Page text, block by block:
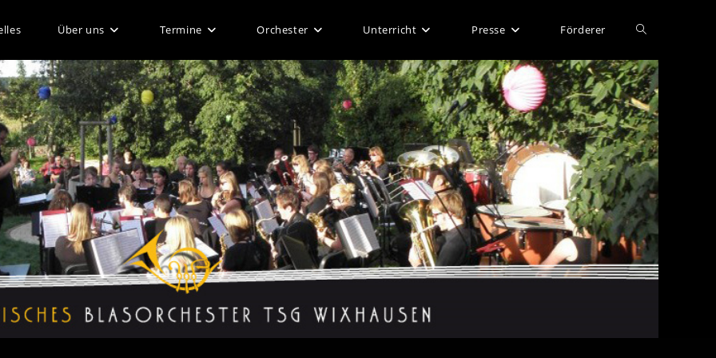
Über uns Termine Orchester Unterricht Presse Förderer Website-
Suche
umschalten